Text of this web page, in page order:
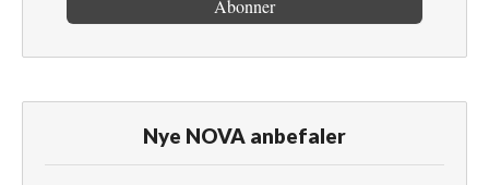
Nye NOVA anbefaler